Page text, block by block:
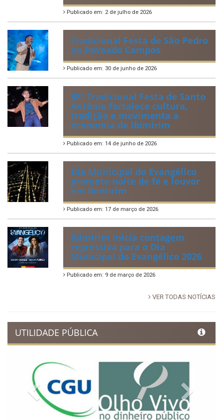
Publicado em: 2 de julho de 2026
Tradicional Festa de São Pedro
no Povoado Campos
Publicado em: 30 de junho de 2026
88ª Tradicional Festa de Santo
Antônio fortalece cultura,
tradição e movimenta a
economia de Ibimirim
Publicado em: 14 de junho de 2026
Dia Municipal do Evangélico
promete noite de fé e louvor
em Ibimirim
Publicado em: 17 de março de 2026
Ibimirim inicia contagem
regressiva para o Dia
Municipal do Evangélico 2026
Publicado em: 9 de março de 2026
VER TODAS NOTÍCIAS
UTILIDADE PÚBLICA
Previous